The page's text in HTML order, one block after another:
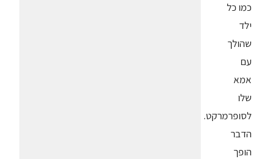
כמו כל
ילד
שהולך
עם
אמא
שלו
לסופרמרקט.
הדבר
הופך